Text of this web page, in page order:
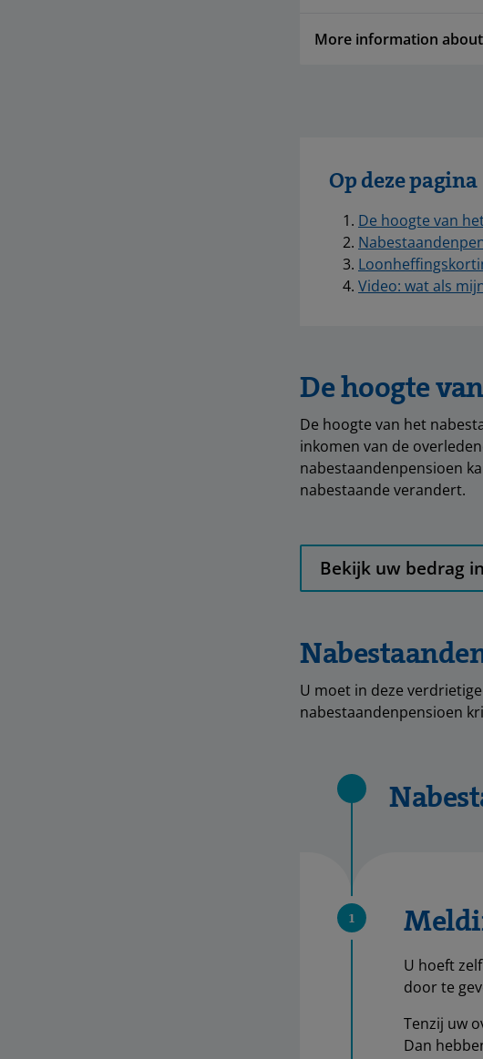
More information
Op deze pagina
De hoogte van
Video: wat als
De hoogte
De hoogte van het
inkomen van de
nabestaandenpensioen
nabestaande verandert.
Bekijk uw bedrag
U moet in deze
nabestaandenpensioen
1
U hoeft
door te
Tenzij uw
Dan